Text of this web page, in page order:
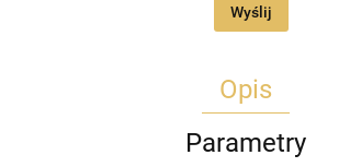
Wyślij
Opis
Parametry